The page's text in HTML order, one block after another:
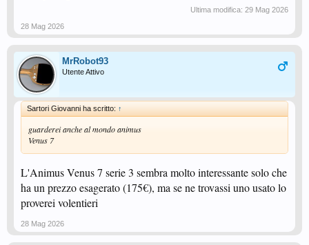
Ultima modifica: 29 Mag 2026
28 Mag 2026
MrRobot93
Utente Attivo
Sartori Giovanni ha scritto: ↑
guarderei anche al mondo animus
Venus 7
L'Animus Venus 7 serie 3 sembra molto interessante solo che
ha un prezzo esagerato (175€), ma se ne trovassi uno usato lo
proverei volentieri
28 Mag 2026